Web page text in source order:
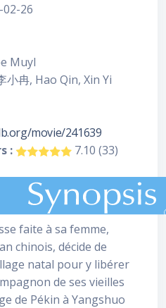
02-26
Muyl
小冉, Hao Qin, Xin Yi
movie/241639
:
7.10 (33)
faite à sa femme,
chinois, décide de
natal pour y libérer
de ses vieilles
de Pékin à Yangshuo